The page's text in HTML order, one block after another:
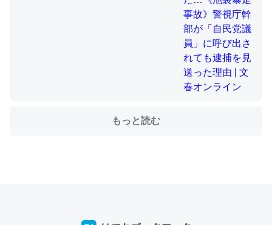
ちょうど同じ理由でEcho Show 8を設定中でした。Prime
とかSpotifyを支払う孝行もできる。一生で親と会える残
り時間を日数にすると1週間とかの人が多いそうだけど、
それを実質100倍以上に伸ばす効果があるはず……
─たまにLINEするくらいだった遠方の父67歳と僕。ITツール導入で
コミュニケーションが劇的に変化した｜tayorini by LIFULL介護
もっと読む